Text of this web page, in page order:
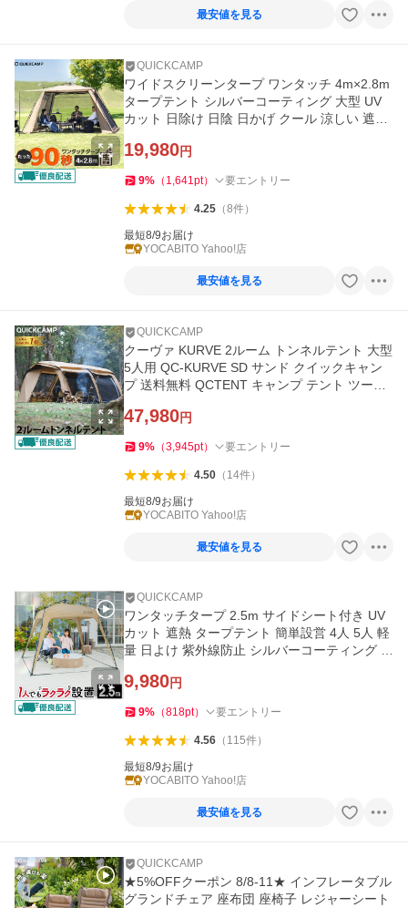
最安値を見る
QUICKCAMP
ワイドスクリーンタープ ワンタッチ 4m×2.8m
タープテント シルバーコーティング 大型 UV
カット 日除け 日陰 日かげ クール 涼しい 遮熱
19,980円
9% （ 1,641pt） 要エントリー
4.25（8件）
最短8/9お届け
YOCABITO Yahoo!店
最安値を見る
QUICKCAMP
クーヴァ KURVE 2ルーム トンネルテント 大型
5人用 QC-KURVE SD サンド クイックキャン
プ 送料無料 QCTENT キャンプ テント ツール
47,980円
9% （3,945pt） 要エントリー
4.50（ 14件）
最短8/9お届け
YOCABITO Yahoo!店
最安値を見る
QUICKCAMP
ワンタッチタープ 2.5m サイドシート付き UV
カット 遮熱 タープテント 簡単設営 4人 5人 軽
量 日よけ 紫外線防止 シルバーコーティング 送
9,980円
9% （818pt） 要エントリー
4.56（ 115件）
最短8/9お届け
YOCABITO Yahoo!店
最安値を見る
QUICKCAMP
★5%OFFクーポン 8/8-11★ インフレータブル
グランドチェア 座布団 座椅子 レジャーシート